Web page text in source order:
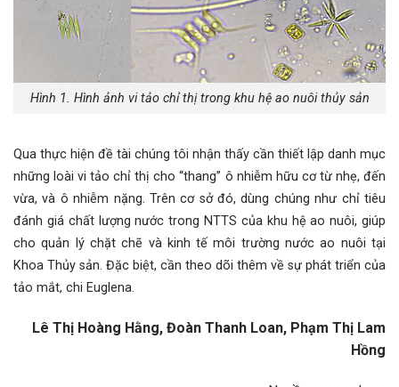
Hình 1. Hình ảnh vi tảo chỉ thị trong khu hệ ao nuôi thủy sản
Qua thực hiện đề tài chúng tôi nhận thấy cần thiết lập danh mục
những loài vi tảo chỉ thị cho “thang” ô nhiễm hữu cơ từ nhẹ, đến
vừa, và ô nhiễm nặng. Trên cơ sở đó, dùng chúng như chỉ tiêu
đánh giá chất lượng nước trong NTTS của khu hệ ao nuôi, giúp
cho quản lý chặt chẽ và kinh tế môi trường nước ao nuôi tại
Khoa Thủy sản. Đặc biệt, cần theo dõi thêm về sự phát triển của
tảo mắt, chi Euglena.
Lê Thị Hoàng Hằng, Đoàn Thanh Loan, Phạm Thị Lam
Hồng